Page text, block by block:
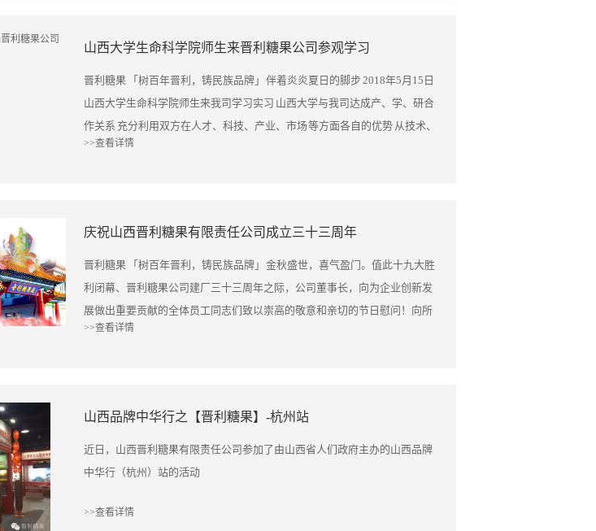
国，就是一直依靠不断创新。 2019年，我们还有很多的创新产品要在欧美市
场投放。 目前，公司正在赶制的还有不少国内订单。其中，仅小猪佩奇糖果
订单，预计就能为公司创造上千万的收入。山西晋利糖果有限责任公司董事
长 郝佃英：2018年咱们的产品销售非常好，比2017年增长百分之二十几到三
十，现在的市场非常大，客户、订货量非常大。 2018年的产值预计能上到
伐。山西晋利糖果有限责任公司董事长 郝佃英：在政府的大力支持下，我们
准备继续扩大生产规模，开发新的产品，把国际市场做得更大。
和生产工艺 使我司产品在国内市场上独树一帜 逐渐被消费者认识，接受，喜
爱 探索出了一条晋利发展之路 郝董事长还强调 “你们是山西食品栋梁之才，
你们的责任重大” 学生们也听的孜孜不倦 大家都被糖果精湛的工艺所吸引、
震撼 晋利糖果公司发扬晋商精神 把山西产品从周边同朔市场一路销往 北京、
广东、福建全国大部分地区 并一路出口到欧美高端市场 公司安排了具体实习
地 了解我司日常办公环境 部分岗位的基本工作内容 及糖果的制作流程 让学生
们对自己未来的职业规划有了更直观的感受 同学们表示 此次活动不仅开阔了
他们的视野 让他们对企业有了更深的了解 也为他们今后的职业发展规划奠定
了 一个良好的基础 中途同学们问题不断 我们的工作人员对于每一个问题都细
心解答 极大促进了同学们学习本专业的积极性 此次活动中同学们兴致高昂 给
行业的专业人才引进公司 欢迎大家日后从事到甜蜜的事业里 欢迎山西食品业
界精英们得到来 本次活动圆满结束！ 山西糖果行业历史唯一出口产品 长按二
维码加关注
山西大学生命科学院师生来晋利糖果公司参观学习
晋利糖果 「树百年晋利，铸民族品牌」 伴着炎炎夏日的脚步 2018年5月15日
山西大学生命科学院师生来我司学习实习 山西大学与我司达成产、学、研合
作关系 充分利用双方在人才、科技、产业、市场 等方面各自的优势 从技术、
工程、生态环保等方面实现标准化 优化产品结构，并将研究成果产业化 推动
和生产工艺 使我司产品在国内市场上独树一帜 逐渐被消费者认识，接受，喜
爱 探索出了一条晋利发展之路 郝董事长还强调 “你们是山西食品栋梁之才，
你们的责任重大” 学生们也听的孜孜不倦 大家都被糖果精湛的工艺所吸引、
震撼 晋利糖果公司发扬晋商精神 把山西产品从周边同朔市场一路销往 北京、
广东、福建全国大部分地区 并一路出口到欧美高端市场 公司安排了具体实习
地 了解我司日常办公环境 部分岗位的基本工作内容 及糖果的制作流程 让学生
们对自己未来的职业规划有了更直观的感受 同学们表示 此次活动不仅开阔了
他们的视野 让他们对企业有了更深的了解 也为他们今后的职业发展规划奠定
心解答 极大促进了同学们学习本专业的积极性 此次活动中同学们兴致高昂 给
>>查看详情
庆祝山西晋利糖果有限责任公司成立三十三周年
晋利糖果 「树百年晋利，铸民族品牌」 金秋盛世，喜气盈门。值此十九大胜
利闭幕、晋利糖果公司建厂三十三周年之际，公司董事长，向为企业创新发
展做出重要贡献的全体员工同志们致以崇高的敬意和亲切的节日慰问！向所
有关心、帮助、支持晋利糖果公司事业发展的各级领导和各界朋友表示衷心
年里，全体员工顽强拼搏、开拓进取，历经改革发展、创新发展、开拓国际
市场终使企业华丽转身，由一个默默无闻的“小县城”企业发展成为产品销往
国内外知名的糖果生产制造商和全球供应商，质量技术跃居行业翘楚，为企
带一路”宏伟规划的快速推进和“中国制造2025”的实施，新产品、新技术、
>>查看详情
山西品牌中华行之【晋利糖果】-杭州站
近日，山西晋利糖果有限责任公司参加了由山西省人们政府主办的山西品牌
中华行（杭州）站的活动
>>查看详情